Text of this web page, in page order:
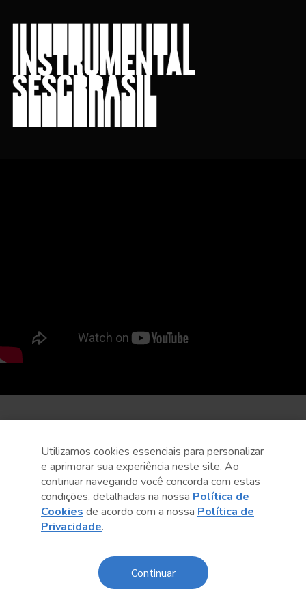
Utilizamos cookies essenciais para personalizar
e aprimorar sua experiência neste site. Ao
continuar navegando você concorda com estas
condições, detalhadas na nossa Política de
Cookies de acordo com a nossa Política de
Privacidade.
Continuar